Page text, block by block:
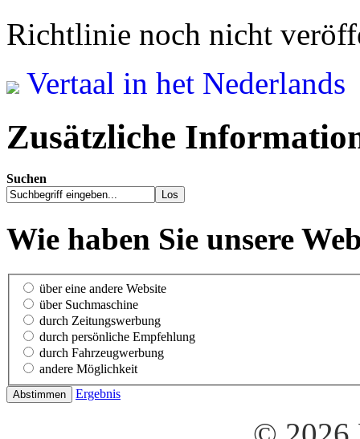
Richtlinie noch nicht
Vertaal in het Nederlands
Zusätzliche
Suchen
Wie haben Sie unsere
über eine andere Website
über Suchmaschine
durch Zeitungswerbung
durch persönliche Empfehlung
durch Fahrzeugwerbung
andere Möglichkeit
Ergebnis